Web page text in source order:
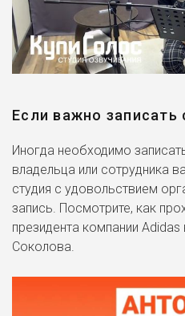
Если важно записать
Иногда необходимо
владельца или сотрудника
студия с удовольствием
запись. Посмотрите, как
президента компании
Соколова.